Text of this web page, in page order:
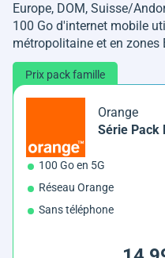
Europe, DOM, Suisse/
100 Go d'internet mobile
métropolitaine et en zones
Prix pack famille
Orange
Série Pack
100 Go en 5G
Réseau Orange
Sans téléphone